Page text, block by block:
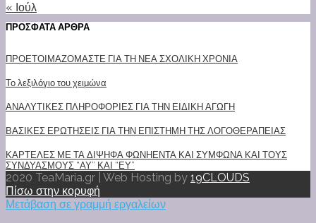
« Ιούλ
ΠΡΟΣΦΑΤΑ ΑΡΘΡΑ
ΠΡΟΕΤΟΙΜΑΖΟΜΑΣΤΕ ΓΙΑ ΤΗ ΝΕΑ ΣΧΟΛΙΚΗ ΧΡΟΝΙΑ
Το λεξιλόγιο του χειμώνα
ΑΝΑΛΥΤΙΚΕΣ ΠΛΗΡΟΦΟΡΙΕΣ ΓΙΑ ΤΗΝ ΕΙΔΙΚΗ ΑΓΩΓΗ
ΒΑΣΙΚΕΣ ΕΡΩΤΗΣΕΙΣ ΓΙΑ ΤΗΝ ΕΠΙΣΤΗΜΗ ΤΗΣ ΛΟΓΟΘΕΡΑΠΕΙΑΣ
ΚΑΡΤΕΛΕΣ ΜΕ ΤΑ ΔΙΨΗΦΑ ΦΩΝΗΕΝΤΑ ΚΑΙ ΣΥΜΦΩΝΑ ΚΑΙ ΤΟΥΣ
ΣΥΝΔΥΑΣΜΟΥΣ “ΑΥ” ΚΑΙ “ΕΥ”
2020 TeaMaria.gr | Web Hosting by 19CLOUDS
Πίσω στην κορυφή
Μετάβαση σε γραμμή εργαλείων